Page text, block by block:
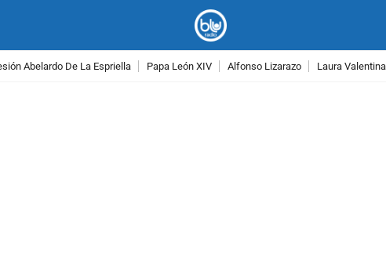
Abelardo De La Espriella Papa León XIV Alfonso Lizarazo Laura